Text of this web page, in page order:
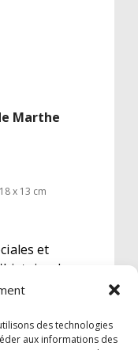
des technologies
aux informations des
Marthe
x 13 cm
et
de
et